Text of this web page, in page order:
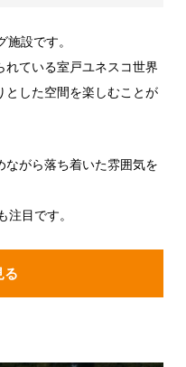
設です。
ている室戸ユネスコ世界
とした空間を楽しむことが
がら落ち着いた雰囲気を
目です。
る